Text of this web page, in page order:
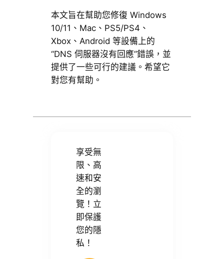
本文旨在幫助您修復 Windows
10/11、Mac、PS5/PS4、
Xbox、Android 等設備上的
“DNS 伺服器沒有回應”錯誤，並
提供了一些可行的建議。希望它
對您有幫助。
享受無
限、高
速和安
全的瀏
覽！立
即保護
您的隱
私！